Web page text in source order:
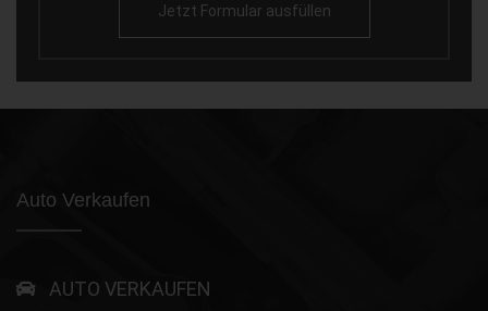
Jetzt Formular ausfüllen
Auto Verkaufen
AUTO VERKAUFEN